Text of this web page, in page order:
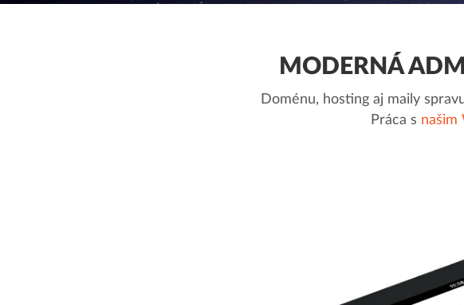
MODERNÁ
Doménu, hosting aj maily
Práca s našim